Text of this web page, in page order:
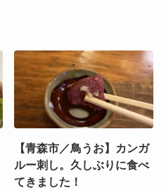
【青森市／鳥うお】カンガ
ルー刺し。久しぶりに食べ
てきました！